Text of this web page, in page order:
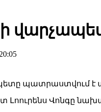
Լոուրենս Վոնգը